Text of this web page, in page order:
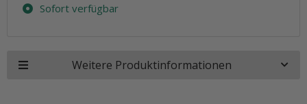
Sofort verfügbar
Weitere Produktinformationen